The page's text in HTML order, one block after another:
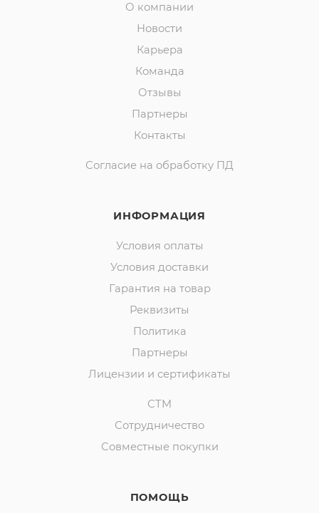
О компании
Новости
Карьера
Команда
Отзывы
Партнеры
Контакты
Согласие на обработку ПД
ИНФОРМАЦИЯ
Условия оплаты
Условия доставки
Гарантия на товар
Реквизиты
Политика
Партнеры
Лицензии и сертификаты
СТМ
Сотрудничество
Совместные покупки
ПОМОЩЬ